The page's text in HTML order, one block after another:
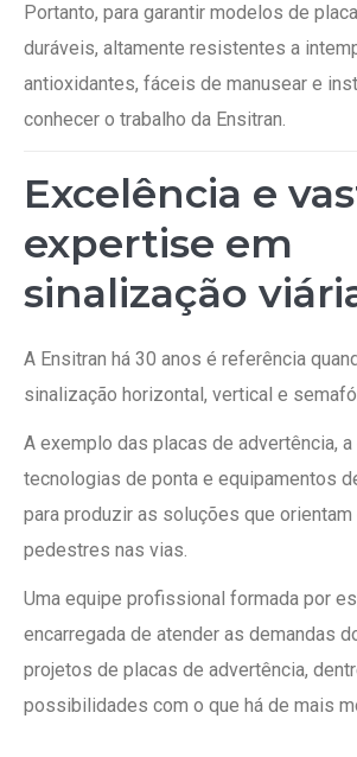
Portanto, para garantir modelos de
duráveis, altamente resistentes a
antioxidantes, fáceis de manusear e
conhecer o trabalho da Ensitran.
Excelência e
expertise em
sinalização
A Ensitran há 30 anos é referência
sinalização horizontal, vertical e
A exemplo das placas de advertência,
tecnologias de ponta e equipamentos
para produzir as soluções que
pedestres nas vias.
Uma equipe profissional formada por
encarregada de atender as demandas
projetos de placas de advertência,
possibilidades com o que há de mais